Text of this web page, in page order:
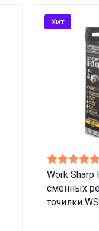
Work Sharp
сменных
точилки
Хит